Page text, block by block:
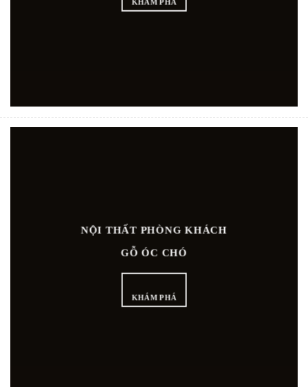
KHÁM PHÁ
NỘI THẤT PHÒNG KHÁCH
GỖ ÓC CHÓ
KHÁM PHÁ